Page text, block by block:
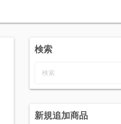
検索
新規追加商品